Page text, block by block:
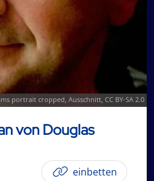
portrait cropped, Ausschnitt, CC BY-SA 2.0
von Douglas
einbetten